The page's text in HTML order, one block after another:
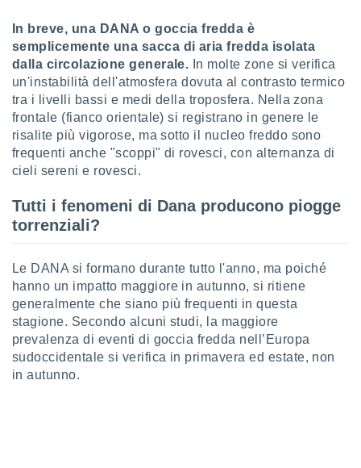
dei
facendo
" o
cookie
dei
su
e/o
In breve, una DANA o goccia fredda è
semplicemente una sacca di aria fredda isolata
dalla circolazione generale. In molte zone si verifica
un'instabilità dell'atmosfera dovuta al contrasto termico
tra i livelli bassi e medi della troposfera. Nella zona
frontale (fianco orientale) si registrano in genere le
risalite più vigorose, ma sotto il nucleo freddo sono
frequenti anche "scoppi" di rovesci, con alternanza di
cieli sereni e rovesci.
Tutti i fenomeni di Dana producono piogge
torrenziali?
Le DANA si formano durante tutto l'anno, ma poiché
hanno un impatto maggiore in autunno, si ritiene
generalmente che siano più frequenti in questa
stagione. Secondo alcuni studi, la maggiore
prevalenza di eventi di goccia fredda nell’Europa
sudoccidentale si verifica in primavera ed estate, non
in autunno.